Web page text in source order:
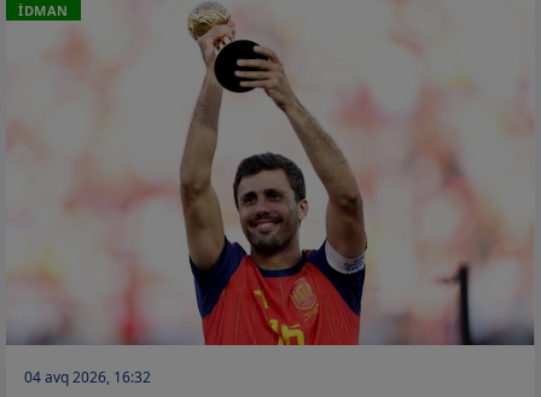
İDMAN
04 avq 2026, 16:32